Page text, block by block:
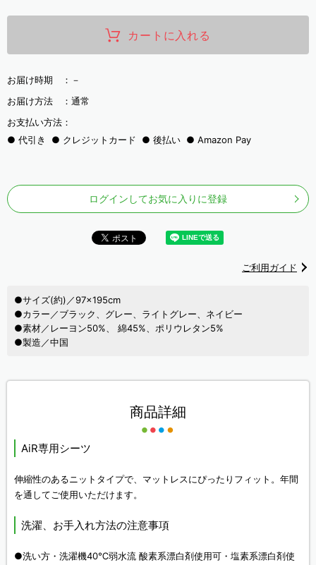
カートに入れる
お届け時期 ： －
お届け方法 ： 通常
お支払い方法：
代引き
クレジットカード 後払い Amazon Pay
ログインしてお気に入りに登録
ご利用ガイド
●サイズ(約)／97×195cm
●カラー／ブラック、グレー、ライトグレー、ネイビー
●素材／レーヨン50%、 綿45%、ポリウレタン5%
●製造／中国
商品詳細
AiR専用シーツ
伸縮性のあるニットタイプで、マットレスにぴったりフィット。年間
を通してご使用いただけます。
洗濯、お手入れ方法の注意事項
●洗い方・洗濯機40℃弱水流 酸素系漂白剤使用可・塩素系漂白剤使